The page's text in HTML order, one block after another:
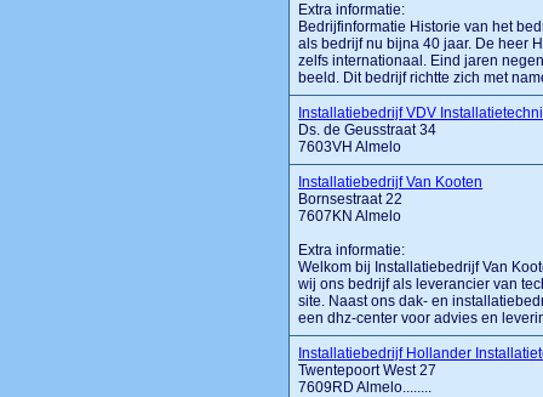
Extra informatie:
Bedrijfinformatie Historie van het
als bedrijf nu bijna 40 jaar. De heer
zelfs internationaal. Eind jaren
beeld. Dit bedrijf richtte zich met
Installatiebedrijf VDV
Ds. de Geusstraat 34
7603VH Almelo
Installatiebedrijf Van Kooten
Bornsestraat 22
7607KN Almelo
Extra informatie:
Welkom bij Installatiebedrijf Van
wij ons bedrijf als leverancier van
site. Naast ons dak- en
een dhz-center voor advies en
Installatiebedrijf Hollander
Twentepoort West 27
7609RD Almelo........